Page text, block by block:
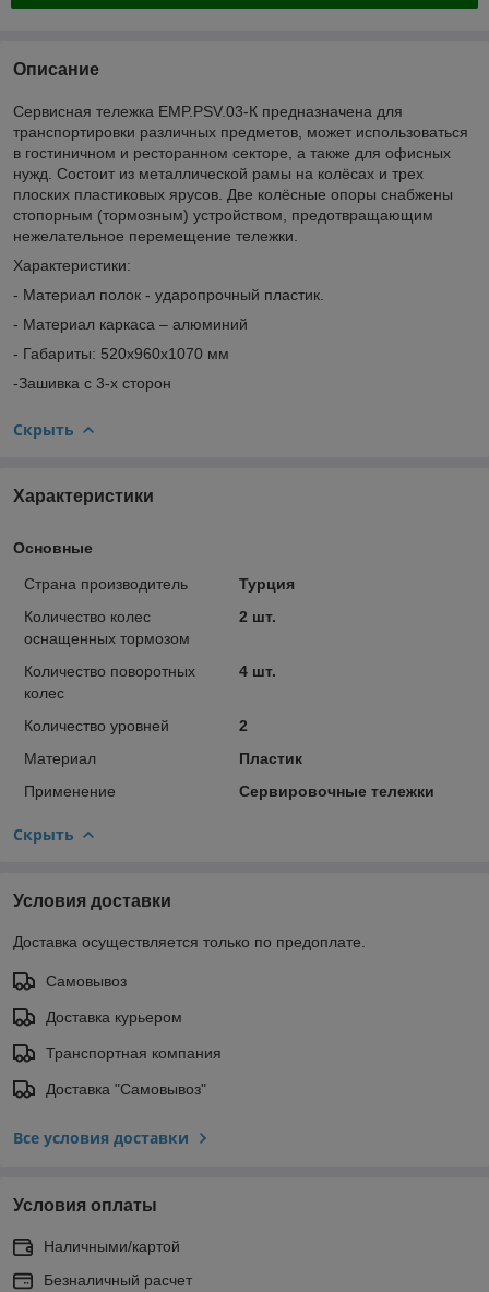
Описание
Сервисная тележка EMP.PSV.03-К предназначена для
транспортировки различных предметов, может использоваться
в гостиничном и ресторанном секторе, а также для офисных
нужд. Состоит из металлической рамы на колёсах и трех
плоских пластиковых ярусов. Две колёсные опоры снабжены
стопорным (тормозным) устройством, предотвращающим
нежелательное перемещение тележки.
Характеристики:
- Материал полок - ударопрочный пластик.
- Материал каркаса – алюминий
- Габариты: 520x960x1070 мм
-Зашивка с 3-х сторон
Скрыть
Характеристики
Основные
Страна производитель
Турция
Количество колес
оснащенных тормозом
2 шт.
Количество поворотных
колес
4 шт.
Количество уровней
2
Материал
Пластик
Применение
Сервировочные тележки
Скрыть
Условия доставки
Доставка осуществляется только по предоплате.
Самовывоз
Доставка курьером
Транспортная компания
Доставка "Самовывоз"
Все условия доставки
Условия оплаты
Наличными/картой
Безналичный расчет